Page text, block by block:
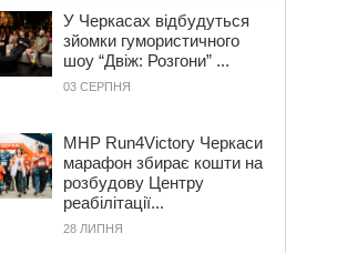
У Черкасах відбудуться
зйомки гумористичного
шоу “Двіж: Розгони” ...
03 СЕРПНЯ
MHP Run4Victory Черкаси
марафон збирає кошти на
розбудову Центру
реабілітації...
28 ЛИПНЯ